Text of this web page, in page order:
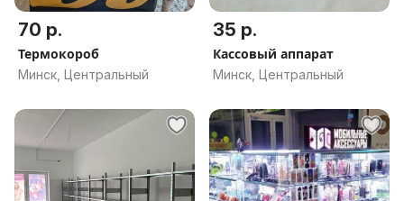
70 р.
Термокороб
Минск, Центральный
35 р.
Кассовый аппарат
Минск, Центральный